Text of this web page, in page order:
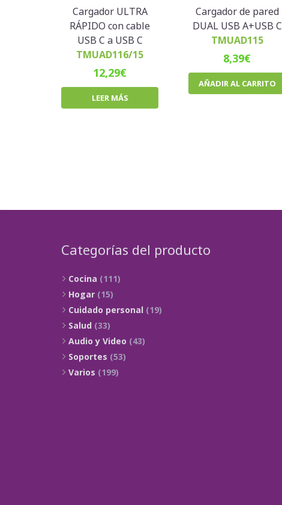
Cargador ULTRA
RÁPIDO con cable
USB C a USB C
TMUAD116/15
12,29€
LEER MÁS
Cargador de pared
DUAL USB A+USB C
TMUAD115
8,39€
AÑADIR AL CARRITO
Categorías del producto
Cocina (111)
Hogar (15)
Cuidado personal (19)
Salud (33)
Audio y Video (43)
Soportes (53)
Varios (199)